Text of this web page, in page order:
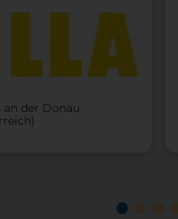
an der Donau